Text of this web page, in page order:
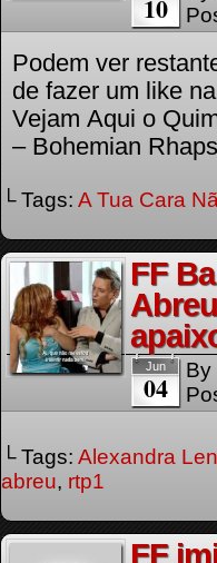
10
Podem ver
de fazer um like
Vejam Aqui o
– Bohemian
└ Tags: A Tua Cara
FF
Jun
04
By
└ Tags: Alexandra
abreu, rtp1
FF